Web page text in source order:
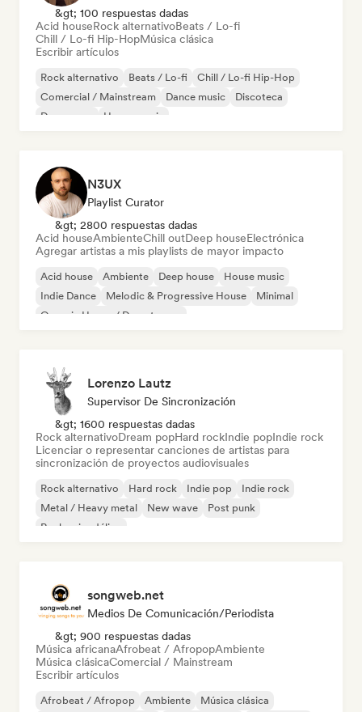
&gt; 100 respuestas dadas
Acid houseRock alternativoBeats / Lo-fi
Chill / Lo-fi Hip-HopMúsica clásica
Escribir artículos
Rock alternativo Beats / Lo-fi
Chill / Lo-fi Hip-Hop
Comercial / Mainstream
Dance music
Discoteca
Dream pop
House music
N3UX
Playlist Curator
&gt; 2800 respuestas dadas
Acid houseAmbienteChill outDeep houseElectrónica
Agregar artistas a mis playlists de mayor impacto
Acid house Ambiente Deep house
House music
Indie Dance
Melodic & Progressive House
Minimal
Organic House / Downtempo
Lorenzo Lautz
Supervisor De Sincronización
&gt; 1600 respuestas dadas
Rock alternativoDream popHard rockIndie popIndie rock
Licenciar o representar canciones de artistas para
sincronización de proyectos audiovisuales
Rock alternativo Hard rock Indie pop
Indie rock
Metal / Heavy metal
New wave
Post punk
Rock psicodélico
songweb.net
Medios De Comunicación/Periodista
&gt; 900 respuestas dadas
Música africanaAfrobeat / AfropopAmbiente
Música clásicaComercial / Mainstream
Escribir artículos
Afrobeat / Afropop Ambiente Música clásica